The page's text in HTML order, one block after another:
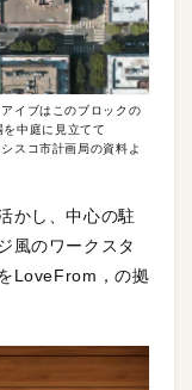
イブはこのブロックの
中庭に見立てて
スコ市計画局の資料よ
かし、中心の駐
風のワークスタ
LoveFrom，の拠